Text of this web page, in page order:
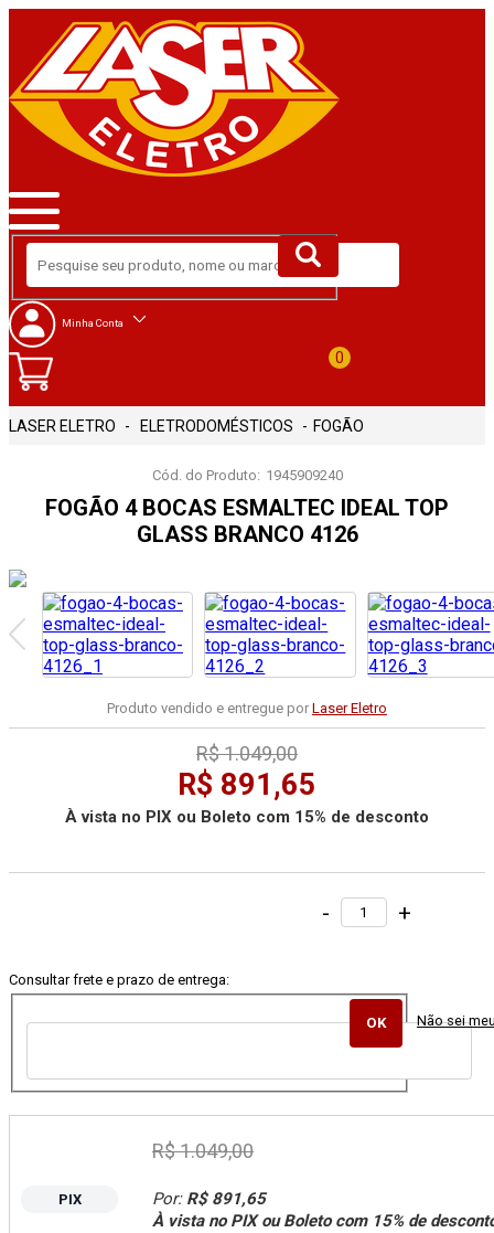
Minha Conta
0
ELETRODOMÉSTICOS FOGÃO
Cód. do Produto: 1945909240
FOGÃO 4 BOCAS ESMALTEC IDEAL TOP
GLASS BRANCO 4126
Produto vendido e entregue por Laser Eletro
R$ 891,65
À vista no PIX ou Boleto com 15% de desconto
R$ 1.049,00
- +
Consultar frete e prazo de entrega:
Não sei
PIX Por: R$ 891,65
À vista no PIX ou Boleto com 15% de
R$ 1.049,00